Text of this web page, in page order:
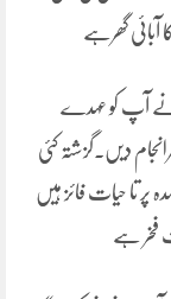
آبائی گھرہے
نے آپ کو عہدے
دیں۔گزشتہ کئی
پر تا حیات فائز ہیں
فخر ہے